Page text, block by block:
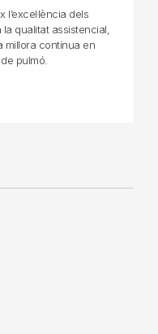
dels
qualitat assistencial,
millora contínua en
pulmó.